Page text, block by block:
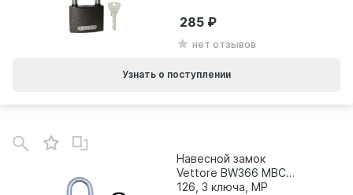
нет отзывов
285
Узнать о поступлении
Навесной замок
Vettore BW366 МВС
126, 3 ключа, MP